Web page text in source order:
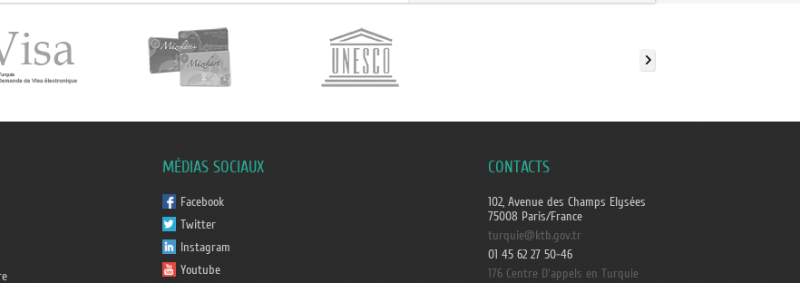
MÉDIAS SOCIAUX
Facebook
Twitter
Instagram
Youtube
CONTACTS
102, Avenue des Champs Elysées
75008 Paris/France
turquie@ktb.gov.tr
01 45 62 27 50-46
176 Centre D'appels en Turquie